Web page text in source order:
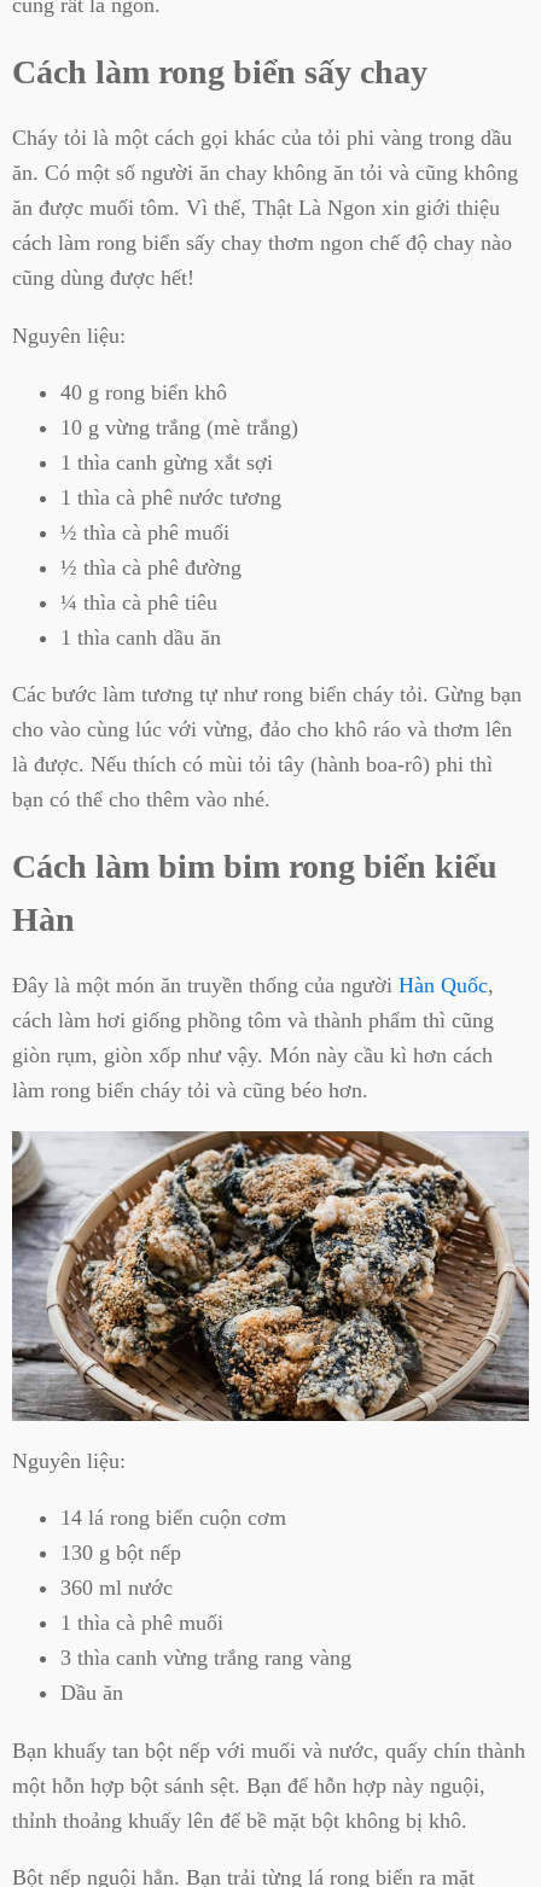
cũng rất là ngon.
Cách làm rong biển sấy chay
Cháy tỏi là một cách gọi khác của tỏi phi vàng trong dầu
ăn. Có một số người ăn chay không ăn tỏi và cũng không
ăn được muối tôm. Vì thế, Thật Là Ngon xin giới thiệu
cách làm rong biển sấy chay thơm ngon chế độ chay nào
cũng dùng được hết!
Nguyên liệu:
40 g rong biển khô
10 g vừng trắng (mè trắng)
1 thìa canh gừng xắt sợi
1 thìa cà phê nước tương
½ thìa cà phê muối
½ thìa cà phê đường
¼ thìa cà phê tiêu
1 thìa canh dầu ăn
Các bước làm tương tự như rong biển cháy tỏi. Gừng bạn
cho vào cùng lúc với vừng, đảo cho khô ráo và thơm lên
là được. Nếu thích có mùi tỏi tây (hành boa-rô) phi thì
bạn có thể cho thêm vào nhé.
Cách làm bim bim rong biển kiểu
Hàn
Đây là một món ăn truyền thống của người Hàn Quốc,
cách làm hơi giống phồng tôm và thành phẩm thì cũng
giòn rụm, giòn xốp như vậy. Món này cầu kì hơn cách
làm rong biển cháy tỏi và cũng béo hơn.
Nguyên liệu:
14 lá rong biển cuộn cơm
130 g bột nếp
360 ml nước
1 thìa cà phê muối
3 thìa canh vừng trắng rang vàng
Dầu ăn
Bạn khuấy tan bột nếp với muối và nước, quấy chín thành
một hỗn hợp bột sánh sệt. Bạn để hỗn hợp này nguội,
thỉnh thoảng khuấy lên để bề mặt bột không bị khô.
Bột nếp nguội hẳn. Bạn trải từng lá rong biển ra mặt